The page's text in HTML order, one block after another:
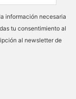
información necesaria
tu consentimiento al
al newsletter de